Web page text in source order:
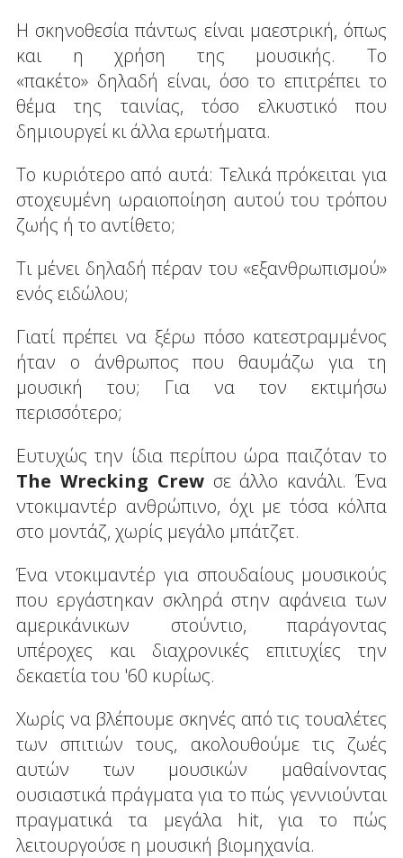
Η σκηνοθεσία πάντως είναι μαεστρική, όπως
και η χρήση της μουσικής. Το
«πακέτο» δηλαδή είναι, όσο το επιτρέπει το
θέμα της ταινίας, τόσο ελκυστικό που
δημιουργεί κι άλλα ερωτήματα.
Το κυριότερο από αυτά: Τελικά πρόκειται για
στοχευμένη ωραιοποίηση αυτού του τρόπου
ζωής ή το αντίθετο;
Τι μένει δηλαδή πέραν του «εξανθρωπισμού»
ενός ειδώλου;
Γιατί πρέπει να ξέρω πόσο κατεστραμμένος
ήταν ο άνθρωπος που θαυμάζω για τη
μουσική του; Για να τον εκτιμήσω
περισσότερο;
Ευτυχώς την ίδια περίπου ώρα παιζόταν το
The Wrecking Crewσε άλλο κανάλι. Ένα
ντοκιμαντέρ ανθρώπινο, όχι με τόσα κόλπα
στο μοντάζ, χωρίς μεγάλο μπάτζετ.
Ένα ντοκιμαντέρ για σπουδαίους μουσικούς
που εργάστηκαν σκληρά στην αφάνεια των
αμερικάνικων στούντιο, παράγοντας
υπέροχες και διαχρονικές επιτυχίες την
δεκαετία του '60 κυρίως.
Χωρίς να βλέπουμε σκηνές από τις τουαλέτες
των σπιτιών τους, ακολουθούμε τις ζωές
αυτών των μουσικών μαθαίνοντας
ουσιαστικά πράγματα για το πώς γεννιούνται
πραγματικά τα μεγάλα hit, για το πώς
λειτουργούσε η μουσική βιομηχανία.